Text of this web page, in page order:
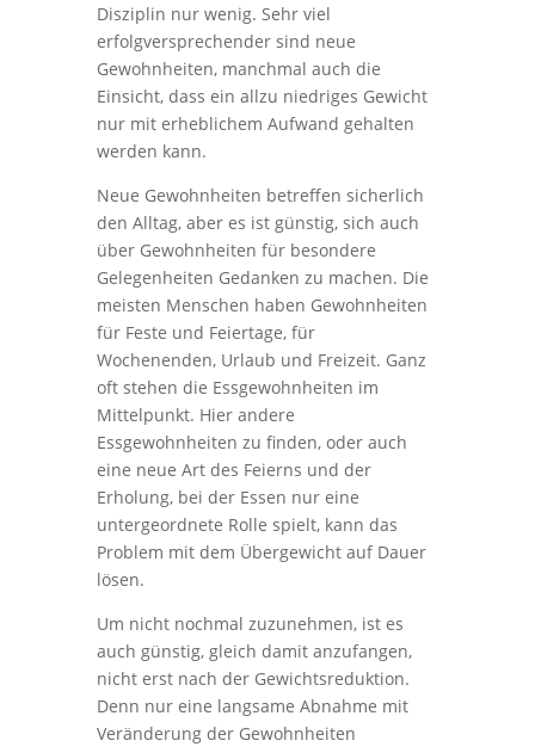
Disziplin nur wenig. Sehr viel
erfolgversprechender sind neue
Gewohnheiten, manchmal auch die
Einsicht, dass ein allzu niedriges Gewicht
nur mit erheblichem Aufwand gehalten
werden kann.
Neue Gewohnheiten betreffen sicherlich
den Alltag, aber es ist günstig, sich auch
über Gewohnheiten für besondere
Gelegenheiten Gedanken zu machen. Die
meisten Menschen haben Gewohnheiten
für Feste und Feiertage, für
Wochenenden, Urlaub und Freizeit. Ganz
oft stehen die Essgewohnheiten im
Mittelpunkt. Hier andere
Essgewohnheiten zu finden, oder auch
eine neue Art des Feierns und der
Erholung, bei der Essen nur eine
untergeordnete Rolle spielt, kann das
Problem mit dem Übergewicht auf Dauer
lösen.
Um nicht nochmal zuzunehmen, ist es
auch günstig, gleich damit anzufangen,
nicht erst nach der Gewichtsreduktion.
Denn nur eine langsame Abnahme mit
Veränderung der Gewohnheiten